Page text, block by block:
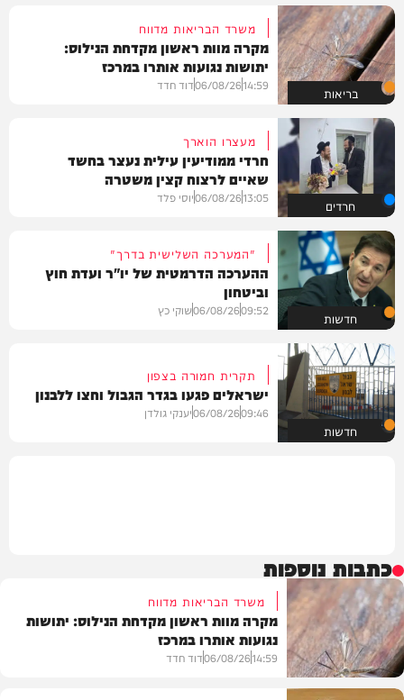
בריאות
משרד הבריאות מדווח
מקרה מוות ראשון מקדחת הנילוס:
יתושות נגועות אותרו במרכז
14:59
06/08/26דוד חדד
חרדים
מעצרו הוארך
חרדי ממודיעין עילית נעצר בחשד
שאיים לרצוח קצין משטרה
13:05
06/08/26יוסי פלד
חדשות
"המערכה השלישית בדרך"
ההערכה הדרמטית של יו"ר ועדת חוץ
וביטחון
09:52
06/08/26שוקי כץ
חדשות
תקרית חמורה בצפון
ישראלים פגעו בגדר הגבול וחצו ללבנון
09:46
06/08/26יענקי גולדן
כתבות נוספות
משרד הבריאות מדווח
מקרה מוות ראשון מקדחת הנילוס: יתושות
נגועות אותרו במרכז
14:59
06/08/26דוד חדד